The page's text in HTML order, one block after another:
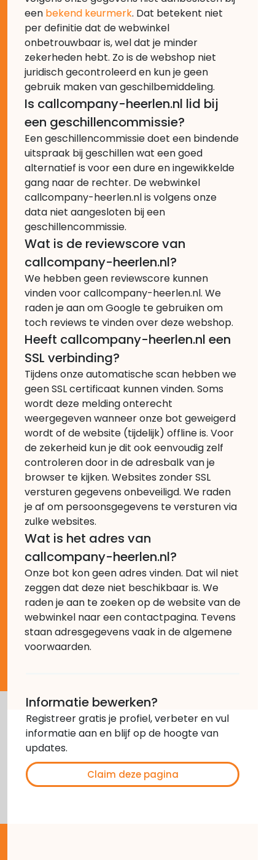
een bekend keurmerk. Dat betekent niet
per definitie dat de webwinkel
onbetrouwbaar is, wel dat je minder
zekerheden hebt. Zo is de webshop niet
juridisch gecontroleerd en kun je geen
gebruik maken van geschilbemiddeling.
Is callcompany-heerlen.nl lid bij
een geschillencommissie?
Een geschillencommissie doet een bindende
uitspraak bij geschillen wat een goed
alternatief is voor een dure en ingewikkelde
gang naar de rechter. De webwinkel
callcompany-heerlen.nl is volgens onze
data niet aangesloten bij een
geschillencommissie.
Wat is de reviewscore van
callcompany-heerlen.nl?
We hebben geen reviewscore kunnen
vinden voor callcompany-heerlen.nl. We
raden je aan om Google te gebruiken om
toch reviews te vinden over deze webshop.
Heeft callcompany-heerlen.nl een
SSL verbinding?
Tijdens onze automatische scan hebben we
geen SSL certificaat kunnen vinden. Soms
wordt deze melding onterecht
weergegeven wanneer onze bot geweigerd
wordt of de website (tijdelijk) offline is. Voor
de zekerheid kun je dit ook eenvoudig zelf
controleren door in de adresbalk van je
browser te kijken. Websites zonder SSL
versturen gegevens onbeveiligd. We raden
je af om persoonsgegevens te versturen via
zulke websites.
Wat is het adres van
callcompany-heerlen.nl?
Onze bot kon geen adres vinden. Dat wil niet
zeggen dat deze niet beschikbaar is. We
raden je aan te zoeken op de website van de
webwinkel naar een contactpagina. Tevens
staan adresgegevens vaak in de algemene
voorwaarden.
Informatie bewerken?
Registreer gratis je profiel, verbeter en vul
informatie aan en blijf op de hoogte van
updates.
Claim deze pagina